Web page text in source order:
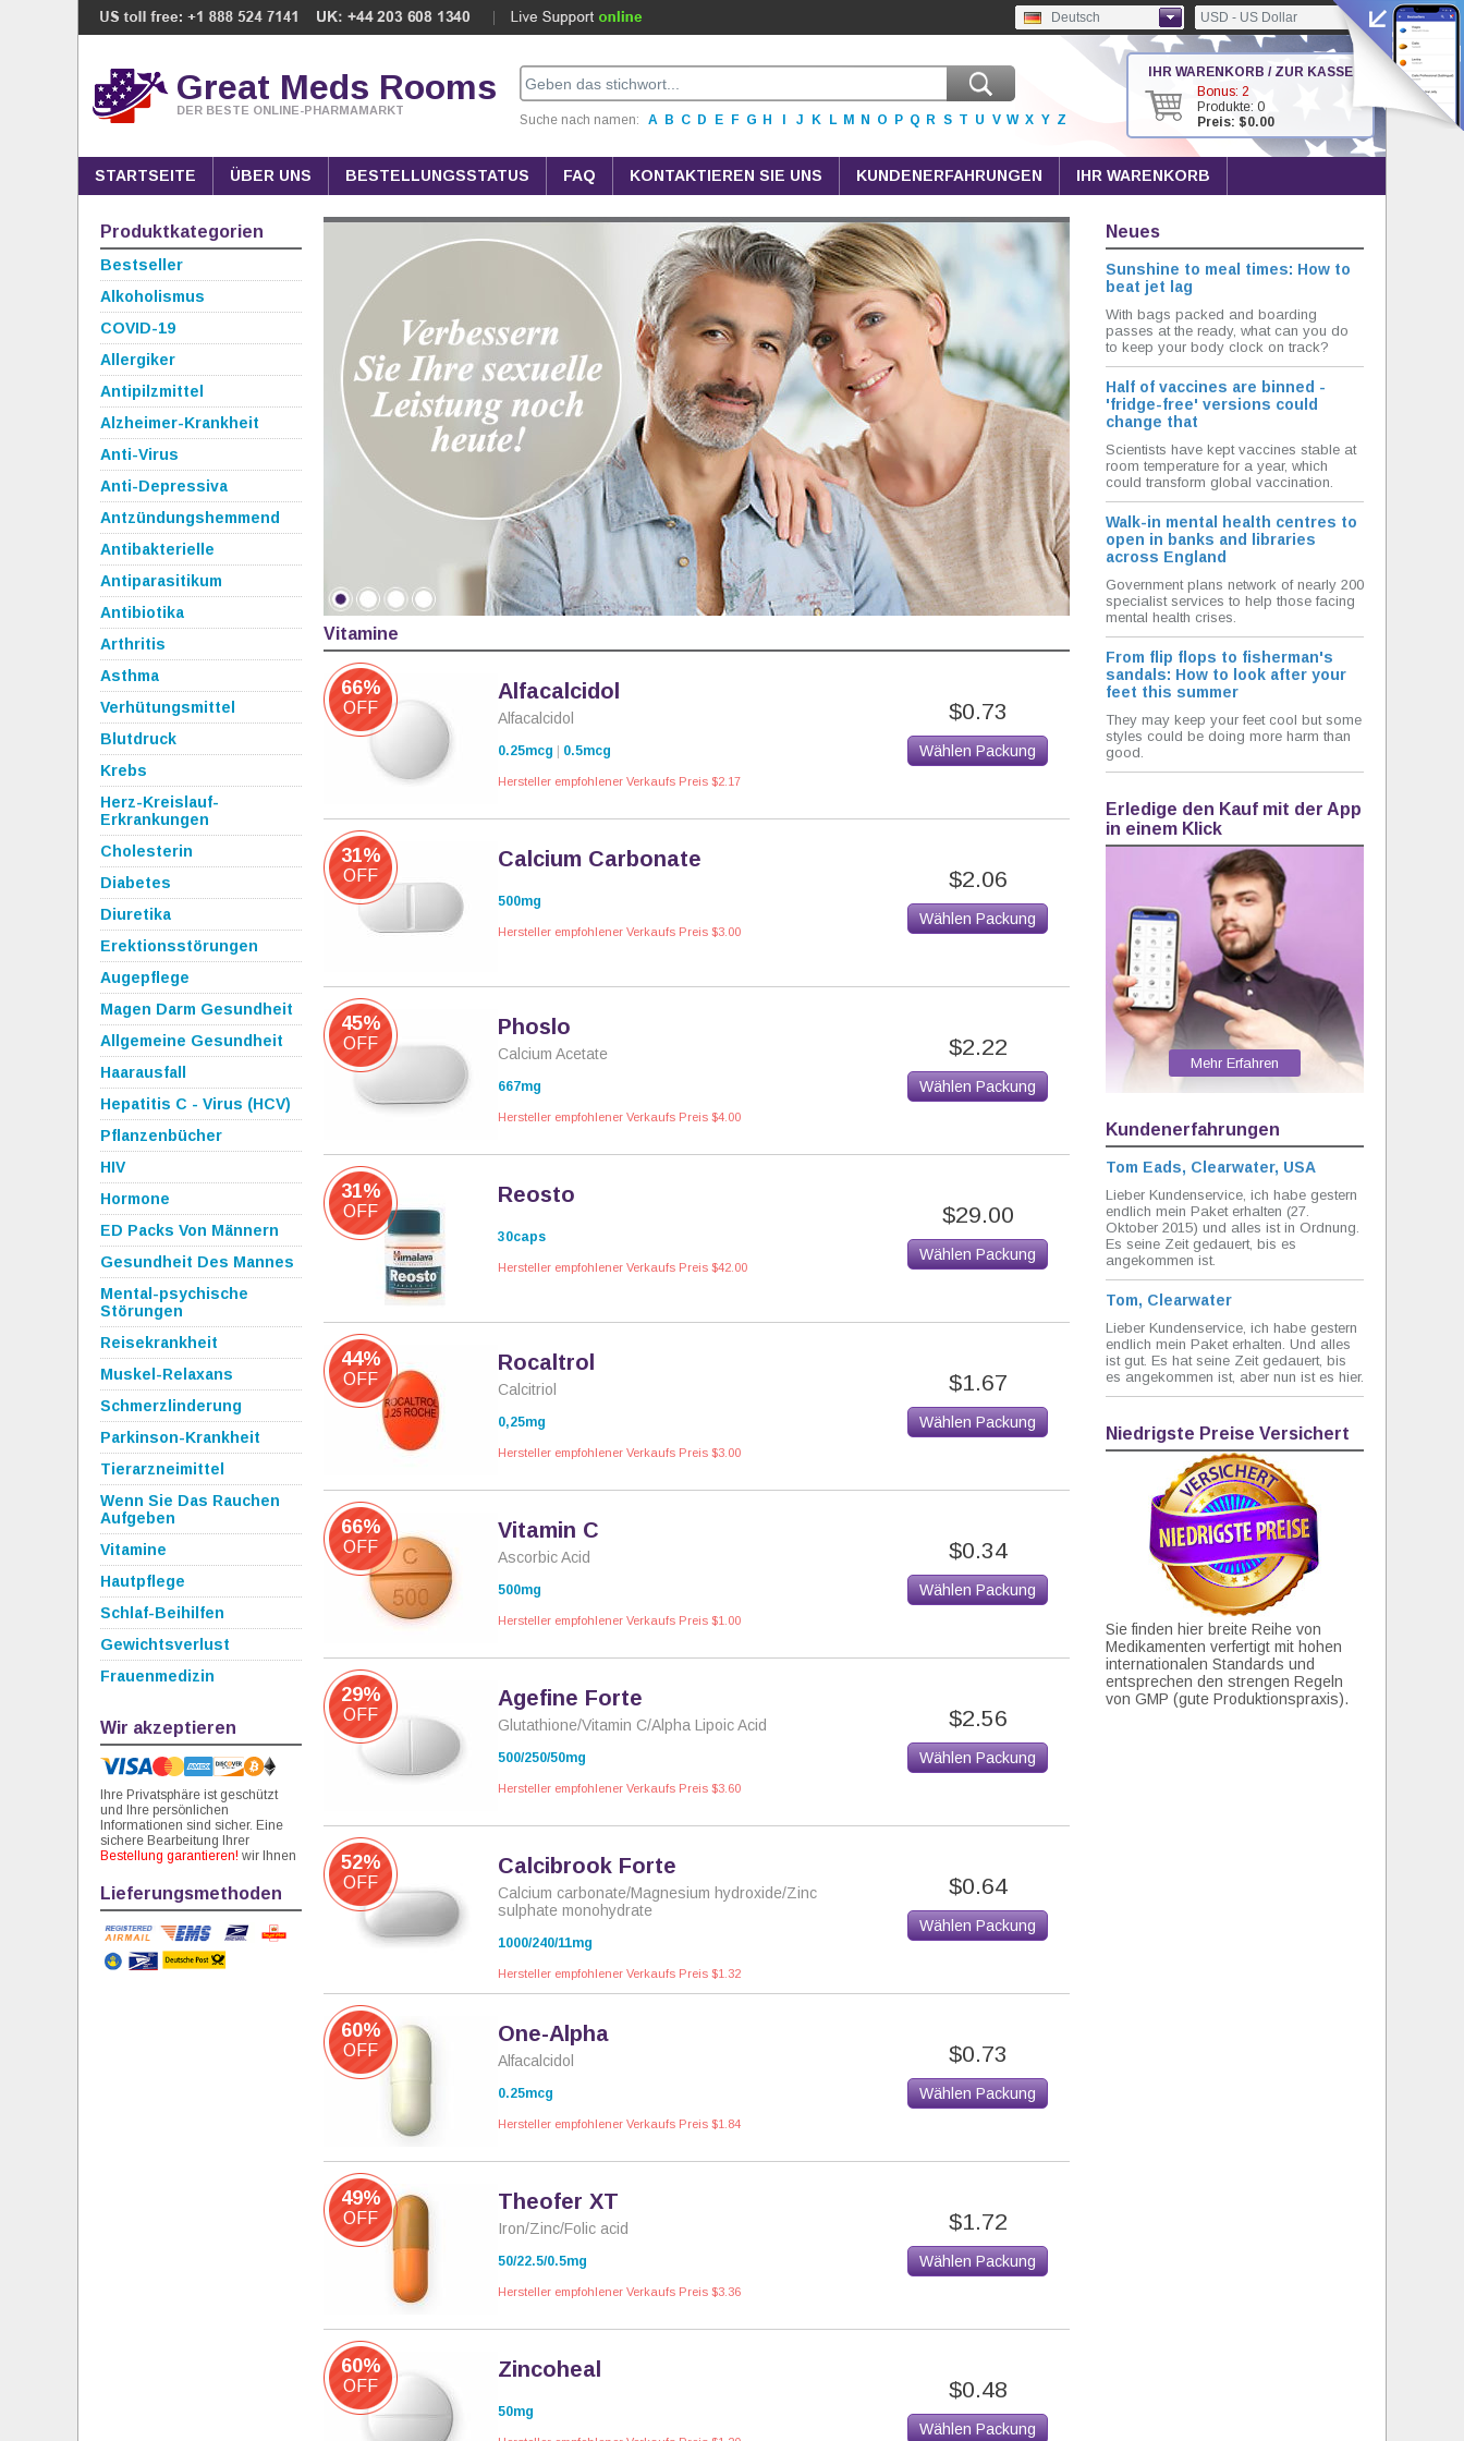
USD - US Dollar
Deutsch
Great Meds Rooms
DER BESTE ONLINE-PHARMAMARKT
Suche nach namen: A B C D E F G H J K L M N O P Q R S T U V W X Y Z
IHR WARENKORB / ZUR KASSE
Bonus: 2
Produkte: 0
Preis: $0.00
STARTSEITE ÜBER UNS BESTELLUNGSSTATUS FAQ KONTAKTIEREN SIE UNS KUNDENERFAHRUNGEN IHR WARENKORB
Produktkategorien
Bestseller
Alkoholismus
COVID-19
Allergiker
Antipilzmittel
Alzheimer-Krankheit
Anti-Virus
Anti-Depressiva
Antzündungshemmend
Antibakterielle
Antiparasitikum
Antibiotika
Arthritis
Asthma
Verhütungsmittel
Blutdruck
Krebs
Herz-Kreislauf-
Erkrankungen
Cholesterin
Diabetes
Diuretika
Erektionsstörungen
Augepflege
Magen Darm Gesundheit
Allgemeine Gesundheit
Haarausfall
Hepatitis C - Virus (HCV)
Pflanzenbücher
HIV
Hormone
ED Packs Von Männern
Gesundheit Des Mannes
Mental-psychische
Störungen
Reisekrankheit
Muskel-Relaxans
Schmerzlinderung
Parkinson-Krankheit
Tierarzneimittel
Wenn Sie Das Rauchen
Aufgeben
Vitamine
Hautpflege
Schlaf-Beihilfen
Gewichtsverlust
Frauenmedizin
Wir akzeptieren
Ihre Privatsphäre ist geschützt
und Ihre persönlichen
Informationen sind sicher. Eine
sichere Bearbeitung Ihrer
Bestellung garantieren! wir Ihnen
Lieferungsmethoden
Vitamine
Alfacalcidol
Alfacalcidol
0.25mcg 0.5mcg
Hersteller empfohlener Verkaufs Preis $2.17
$0.73
Wählen Packung
66%
OFF
Calcium Carbonate
500mg
Hersteller empfohlener Verkaufs Preis $3.00
$2.06
Wählen Packung
31%
OFF
Phoslo
Calcium Acetate
667mg
Hersteller empfohlener Verkaufs Preis $4.00
$2.22
Wählen Packung
45%
OFF
Reosto
30caps
Hersteller empfohlener Verkaufs Preis $42.00
$29.00
Wählen Packung
31%
OFF
Rocaltrol
Calcitriol
0,25mg
Hersteller empfohlener Verkaufs Preis $3.00
$1.67
Wählen Packung
44%
OFF
Vitamin C
Ascorbic Acid
500mg
Hersteller empfohlener Verkaufs Preis $1.00
$0.34
Wählen Packung
66%
OFF
Agefine Forte
Glutathione/Vitamin C/Alpha Lipoic Acid
500/250/50mg
Hersteller empfohlener Verkaufs Preis $3.60
$2.56
Wählen Packung
29%
OFF
Calcibrook Forte
Calcium carbonate/Magnesium hydroxide/Zinc
sulphate monohydrate
1000/240/11mg
Hersteller empfohlener Verkaufs Preis $1.32
$0.64
Wählen Packung
52%
OFF
One-Alpha
Alfacalcidol
0.25mcg
Hersteller empfohlener Verkaufs Preis $1.84
$0.73
Wählen Packung
60%
OFF
Theofer XT
Iron/Zinc/Folic acid
50/22.5/0.5mg
Hersteller empfohlener Verkaufs Preis $3.36
$1.72
Wählen Packung
49%
OFF
Zincoheal
50mg
$0.48
Wählen Packung
60%
OFF
Neues
Sunshine to meal times: How to
beat jet lag
With bags packed and boarding
passes at the ready, what can you do
to keep your body clock on track?
Half of vaccines are binned -
'fridge-free' versions could
change that
Scientists have kept vaccines stable at
room temperature for a year, which
could transform global vaccination.
Walk-in mental health centres to
open in banks and libraries
across England
Government plans network of nearly 200
specialist services to help those facing
mental health crises.
From flip flops to fisherman's
sandals: How to look after your
feet this summer
They may keep your feet cool but some
styles could be doing more harm than
good.
Erledige den Kauf mit der App
in einem Klick
Mehr Erfahren
Kundenerfahrungen
Tom Eads, Clearwater, USA
Lieber Kundenservice, ich habe gestern
endlich mein Paket erhalten (27.
Oktober 2015) und alles ist in Ordnung.
Es seine Zeit gedauert, bis es
angekommen ist.
Tom, Clearwater
Lieber Kundenservice, ich habe gestern
endlich mein Paket erhalten. Und alles
ist gut. Es hat seine Zeit gedauert, bis
es angekommen ist, aber nun ist es hier.
Niedrigste Preise Versichert
Sie finden hier breite Reihe von
Medikamenten verfertigt mit hohen
internationalen Standards und
entsprechen den strengen Regeln
von GMP (gute Produktionspraxis).